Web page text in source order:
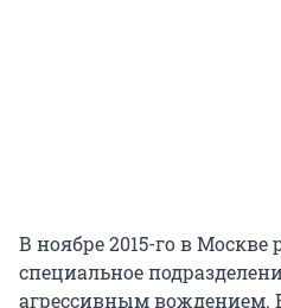
В ноябре 2015-го в Москве
специальное
агрессивным вождением.